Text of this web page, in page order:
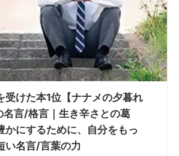
受けた本1位【ナナメの夕暮れ
言/格言｜生き辛さとの葛
かにするために、自分をもっ
い名言/言葉の力